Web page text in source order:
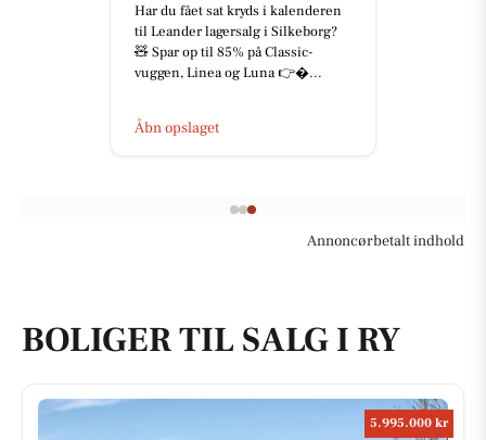
Har du fået sat kryds i kalenderen
til Leander lagersalg i Silkeborg?
🧸 Spar op til 85% på Classic-
vuggen, Linea og Luna 👉...
Åbn opslaget
Annoncørbetalt indhold
BOLIGER TIL SALG I RY
5.995.000 kr